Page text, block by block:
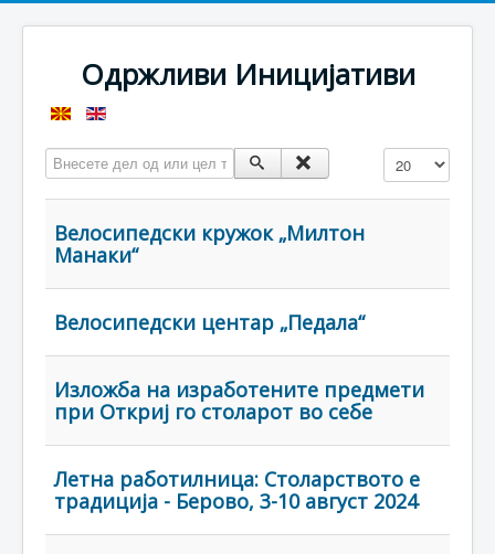
Одржливи Иницијативи
Внесете дел од или цел таг Прикажи #
Велосипедски кружок „Милтон
Манаки“
Велосипедски центар „Педала“
Изложба на изработените предмети
при Откриј го столарот во себе
Летна работилница: Столарството е
традиција - Берово, 3-10 август 2024